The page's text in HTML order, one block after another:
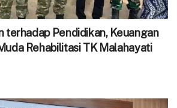
terhadap Pendidikan, Keuangan
Rehabilitasi TK Malahayati